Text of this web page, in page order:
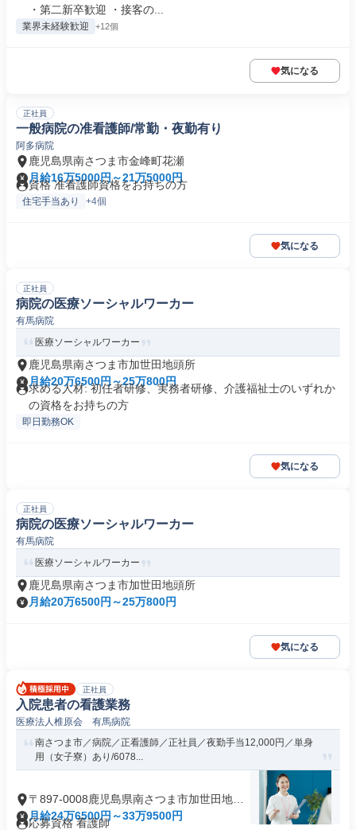
・第二新卒歓迎 ・接客の...
業界未経験歓迎 +12個
気になる
正社員
一般病院の准看護師/常勤・夜勤有り
阿多病院
鹿児島県南さつま市金峰町花瀬
月給16万5000円～21万5000円
資格 准看護師資格をお持ちの方
住宅手当あり +4個
気になる
正社員
病院の医療ソーシャルワーカー
有馬病院
医療ソーシャルワーカー
鹿児島県南さつま市加世田地頭所
月給20万6500円～25万800円
求める人材: 初任者研修、実務者研修、介護福祉士のいずれか
の資格をお持ちの方
即日勤務OK
気になる
正社員
病院の医療ソーシャルワーカー
有馬病院
医療ソーシャルワーカー
鹿児島県南さつま市加世田地頭所
月給20万6500円～25万800円
気になる
正社員
入院患者の看護業務
医療法人椎原会 有馬病院
南さつま市／病院／正看護師／正社員／夜勤手当12,000円／単身
用（女子寮）あり/6078...
〒897-0008鹿児島県南さつま市加世田地頭
所
月給24万6500円～33万9500円
応募資格 看護師